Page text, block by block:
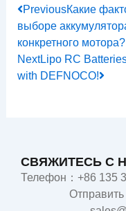
Prev
PreviousКакие
выборе
конкретного мотора?
NextLipo RC
with DEFNOCO!
Next
СВЯЖИТЕСЬ С
Телефон：+86 135
Отправить